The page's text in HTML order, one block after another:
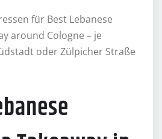
für Best Lebanese
around Cologne – je
oder Zülpicher Straße